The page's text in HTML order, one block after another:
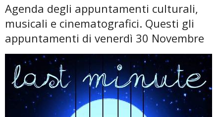
Agenda degli appuntamenti culturali,
musicali e cinematografici. Questi gli
appuntamenti di venerdì 30 Novembre